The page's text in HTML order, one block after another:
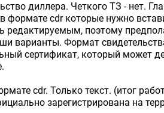
диллера. Четкого ТЗ - нет.
формате cdr которые нужно
редактируемым, поэтому
варианты. Формат
сертификат, который может
cdr. Только текст. (итог
зарегистрирована на